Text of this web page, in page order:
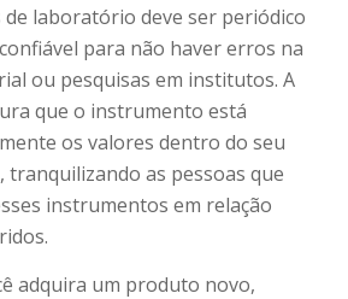
laboratório deve ser periódico
para não haver erros na
ou pesquisas em institutos. A
que o instrumento está
os valores dentro do seu
tranquilizando as pessoas que
instrumentos em relação
adquira um produto novo,